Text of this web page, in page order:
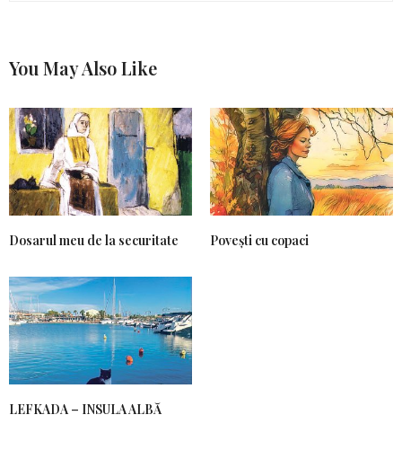
You May Also Like
Dosarul meu de la securitate Povești cu copaci
LEFKADA – INSULA ALBĂ